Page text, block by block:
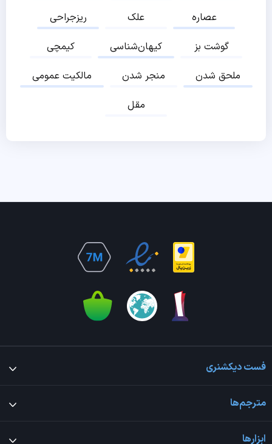
ریزجراحی
علک
عصاره
کیمچی
کیهان‌شناسی
گوشت بز
مالکیت عمومی
منجر شدن
ملحق شدن
مقل
فست دیکشنری
مترجم‌ها
ابزارها